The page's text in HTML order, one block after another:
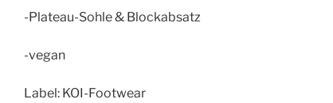
-Plateau-Sohle & Blockabsatz
-vegan
Label: KOI-Footwear